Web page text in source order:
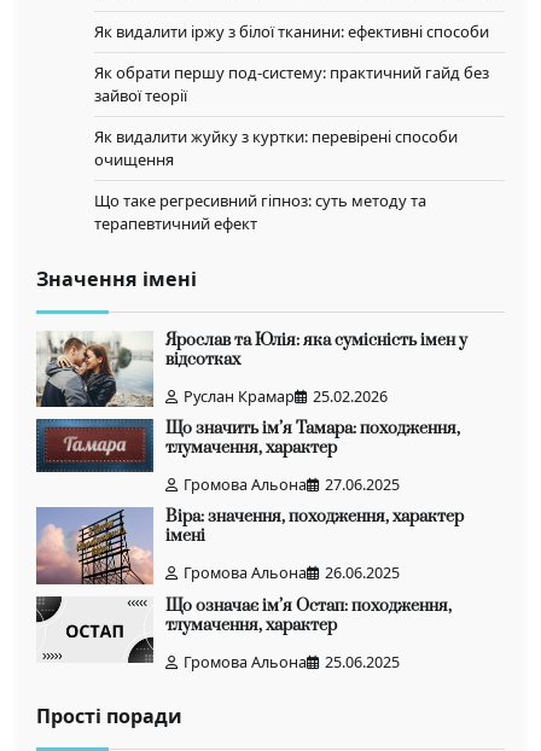
Як видалити іржу з білої тканини: ефективні способи
Як обрати першу под-систему: практичний гайд без
зайвої теорії
Як видалити жуйку з куртки: перевірені способи
очищення
Що таке регресивний гіпноз: суть методу та
терапевтичний ефект
Значення імені
Ярослав та Юлія: яка сумісність імен у
відсотках
Руслан Крамар
25.02.2026
Що значить ім’я Тамара: походження,
тлумачення, характер
Громова Альона
27.06.2025
Віра: значення, походження, характер
імені
Громова Альона
26.06.2025
Що означає ім’я Остап: походження,
тлумачення, характер
Громова Альона
25.06.2025
Прості поради